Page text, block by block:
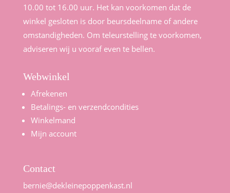
10.00 tot 16.00 uur. Het kan voorkomen dat de
winkel gesloten is door beursdeelname of andere
omstandigheden. Om teleurstelling te voorkomen,
adviseren wij u vooraf even te bellen.
Webwinkel
Afrekenen
Betalings- en verzendcondities
Winkelmand
Mijn account
Contact
bernie@dekleinepoppenkast.nl